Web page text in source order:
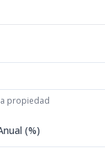
propiedad
(%)